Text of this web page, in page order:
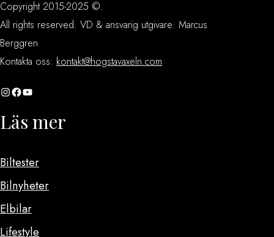
Copyright 2015-2025 ©.
All rights reserved. VD & ansvarig utgivare: Marcus
Berggren
Kontakta oss: kontakt@hogstavaxeln.com
InstagramFacebook YouTube
Läs mer
Biltester
Bilnyheter
Elbilar
Lifestyle